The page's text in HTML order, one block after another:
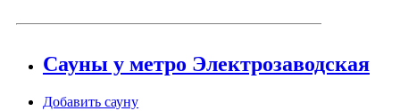
Сауны у метро Электрозаводская
Добавить сауну